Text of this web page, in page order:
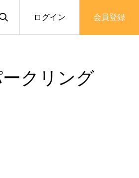
ログイン 会員登録
クリング